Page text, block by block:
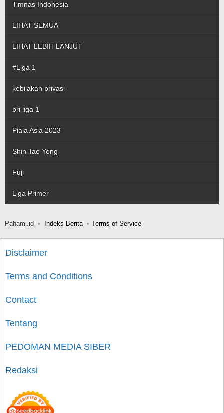
Timnas Indonesia
LIHAT SEMUA
LIHAT LEBIH LANJUT
#Liga 1
kebijakan privasi
bri liga 1
Piala Asia 2023
Shin Tae Yong
Fuji
Liga Primer
Pahami.id Indeks Berita Terms of Service
Disclaimer
Terms and Conditions
Contact
Tentang
PEDOMAN MEDIA SIBER
Redaksi